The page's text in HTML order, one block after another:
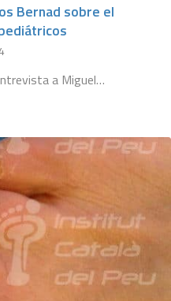
Bernad sobre el
a Miguel…